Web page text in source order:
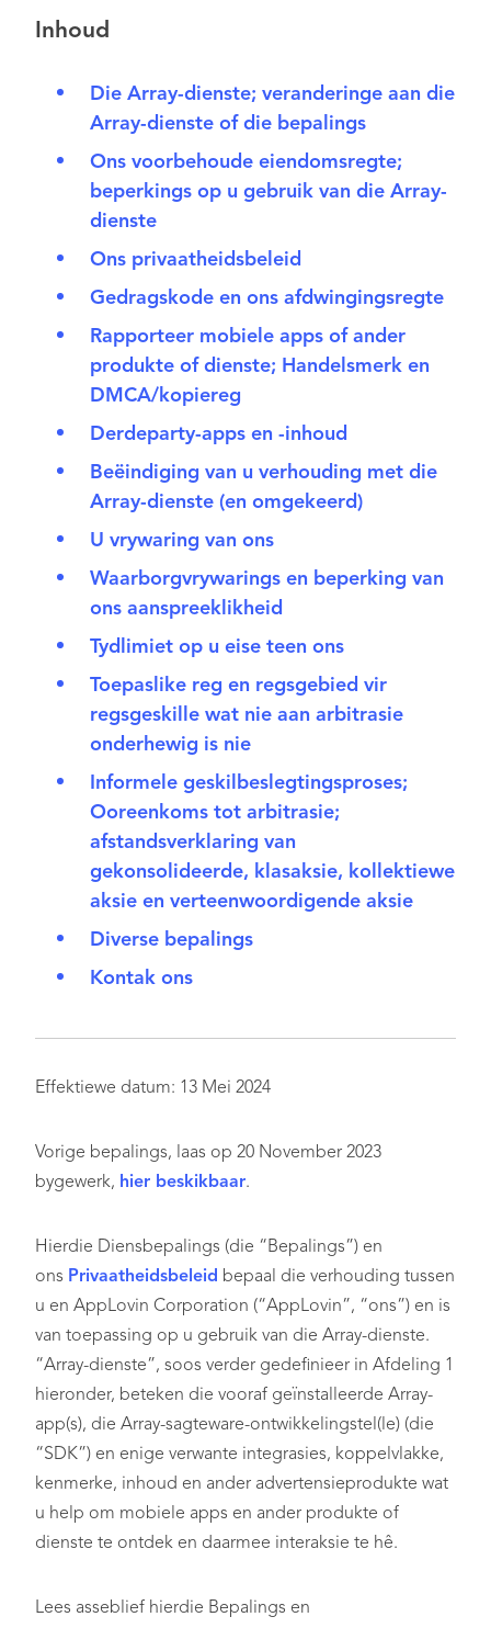
Inhoud
Die Array-dienste; veranderinge aan die
Array-dienste of die bepalings
Ons voorbehoude eiendomsregte;
beperkings op u gebruik van die Array-
dienste
Ons privaatheidsbeleid
Gedragskode en ons afdwingingsregte
Rapporteer mobiele apps of ander
produkte of dienste; Handelsmerk en
DMCA/kopiereg
Derdeparty-apps en -inhoud
Beëindiging van u verhouding met die
Array-dienste (en omgekeerd)
U vrywaring van ons
Waarborgvrywarings en beperking van
ons aanspreeklikheid
Tydlimiet op u eise teen ons
Toepaslike reg en regsgebied vir
regsgeskille wat nie aan arbitrasie
onderhewig is nie
Informele geskilbeslegtingsproses;
Ooreenkoms tot arbitrasie;
afstandsverklaring van
gekonsolideerde, klasaksie, kollektiewe
aksie en verteenwoordigende aksie
Diverse bepalings
Kontak ons
Effektiewe datum: 13 Mei 2024
Vorige bepalings, laas op 20 November 2023
bygewerk, hier beskikbaar.
Hierdie Diensbepalings (die “Bepalings”) en
ons Privaatheidsbeleid bepaal die verhouding tussen
u en AppLovin Corporation (“AppLovin”, “ons”) en is
van toepassing op u gebruik van die Array-dienste.
“Array-dienste”, soos verder gedefinieer in Afdeling 1
hieronder, beteken die vooraf geïnstalleerde Array-
app(s), die Array-sagteware-ontwikkelingstel(le) (die
“SDK”) en enige verwante integrasies, koppelvlakke,
kenmerke, inhoud en ander advertensieprodukte wat
u help om mobiele apps en ander produkte of
dienste te ontdek en daarmee interaksie te hê.
Lees asseblief hierdie Bepalings en